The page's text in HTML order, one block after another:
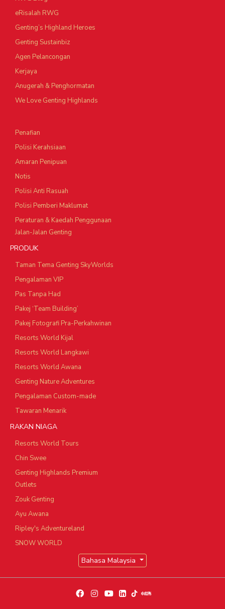
eRisalah RWG
Genting’s Highland Heroes
Genting Sustainbiz
Agen Pelancongan
Kerjaya
Anugerah & Penghormatan
We Love Genting Highlands
Penafian
Polisi Kerahsiaan
Amaran Penipuan
Notis
Polisi Anti Rasuah
Polisi Pemberi Maklumat
Peraturan & Kaedah Penggunaan
Jalan-Jalan Genting
PRODUK
Taman Tema Genting SkyWorlds
Pengalaman VIP
Pas Tanpa Had
Pakej ‘Team Building’
Pakej Fotografi Pra-Perkahwinan
Resorts World Kijal
Resorts World Langkawi
Resorts World Awana
Genting Nature Adventures
Pengalaman Custom-made
Tawaran Menarik
RAKAN NIAGA
Resorts World Tours
Chin Swee
Genting Highlands Premium
Outlets
Zouk Genting
Ayu Awana
Ripley's Adventureland
SNOW WORLD
Bahasa Malaysia